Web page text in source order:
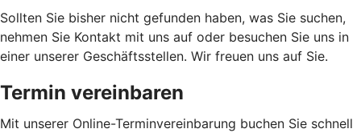
Sollten Sie bisher nicht gefunden haben, was Sie suchen,
nehmen Sie Kontakt mit uns auf oder besuchen Sie uns in
einer unserer Geschäftsstellen. Wir freuen uns auf Sie.
Termin vereinbaren
Mit unserer Online-Terminvereinbarung buchen Sie schnell